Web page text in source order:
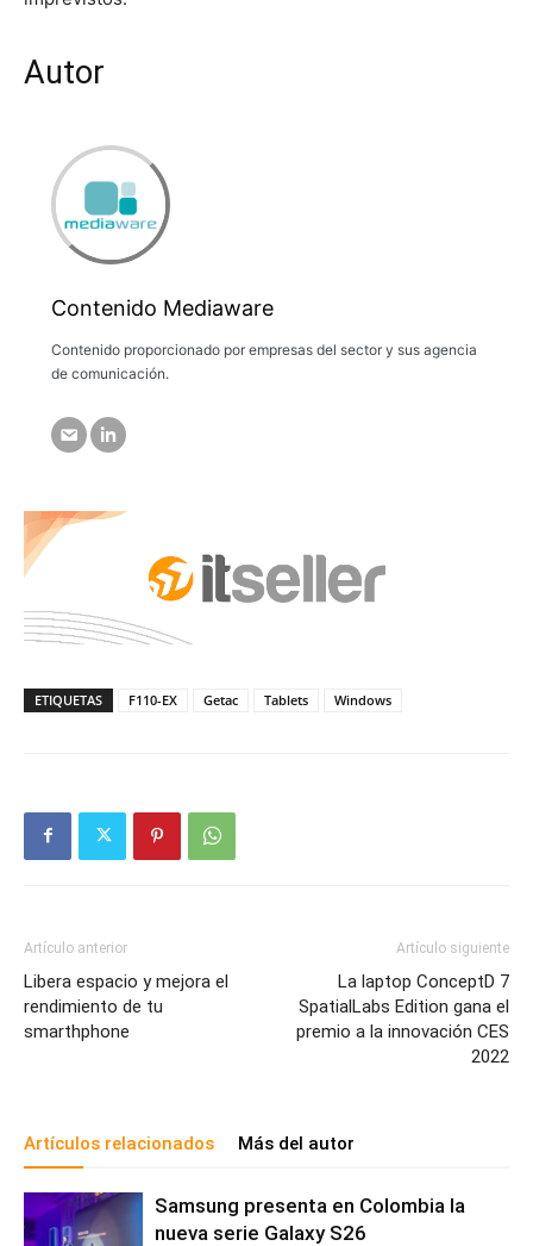
Autor
Contenido Mediaware
Contenido proporcionado por empresas del sector y sus agencia
de comunicación.
ETIQUETAS F110-EX Getac Tablets Windows
Artículo anterior
Libera espacio y mejora el
rendimiento de tu
smarthphone
Artículo siguiente
La laptop ConceptD 7
SpatialLabs Edition gana el
premio a la innovación CES
2022
Artículos relacionados Más del autor
Samsung presenta en Colombia la
nueva serie Galaxy S26